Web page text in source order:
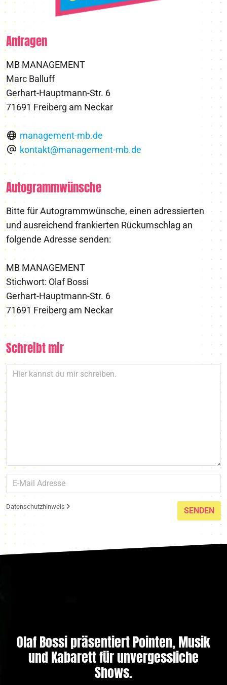
Anfragen
MB MANAGEMENT
Marc Balluff
Gerhart-Hauptmann-Str. 6
71691 Freiberg am Neckar
management-mb.de
kontakt@management-mb.de
Autogrammwünsche
Bitte für Autogrammwünsche, einen adressierten
und ausreichend frankierten Rückumschlag an
folgende Adresse senden:
MB MANAGEMENT
Stichwort: Olaf Bossi
Gerhart-Hauptmann-Str. 6
71691 Freiberg am Neckar
Schreibt mir
Datenschutzhinweis SENDEN
Olaf Bossi präsentiert Pointen, Musik
und Kabarett für unvergessliche
Shows.